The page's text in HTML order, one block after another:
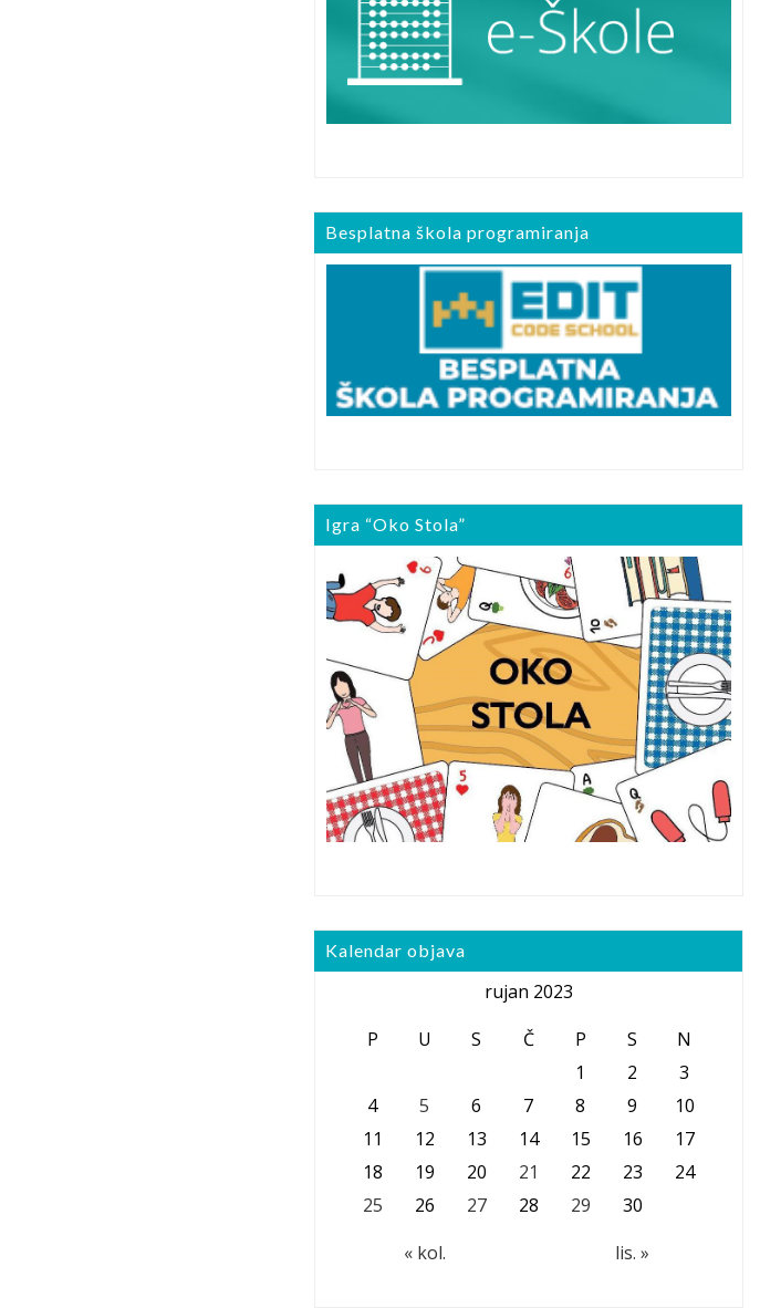
Besplatna škola programiranja
Igra “Oko Stola”
Kalendar objava
rujan 2023
P
U S Č P S N
« kol. lis. »
1 2
3
4
5 6 7 8 9
10
11
12 13 14 15 16
17
18
19 20 21 22 23
24
25
26 27 28 29 30